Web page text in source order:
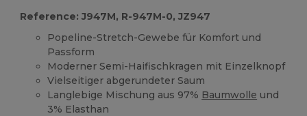
Reference: J947M, R-947M-0, JZ947
Popeline-Stretch-Gewebe für Komfort und
Passform
Moderner Semi-Haifischkragen mit Einzelknopf
Vielseitiger abgerundeter Saum
Langlebige Mischung aus 97% Baumwolle und
3% Elasthan